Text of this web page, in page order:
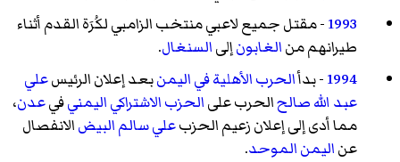
1993- مقتل جميع لاعبي منتخب الزامبي لكُرَة القدم أثناء
طيرانهم منالغابونإلىالسنغال.
1994- بدأالحرب الأهلية في اليمنبعد إعلان الرئيسعلي
عبد الله صالحالحرب علىالحزب الاشتراكي اليمنيفيعدن،
مما أدى إلى إعلان زعيم الحزبعلي سالم البيضالانفصال
عناليمن الموحد.